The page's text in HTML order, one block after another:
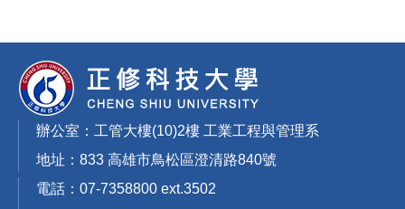
辦公室：工管大樓(10)2樓 工業工程與管理系
地址：833 高雄市鳥松區澄清路840號
電話：07-7358800 ext.3502